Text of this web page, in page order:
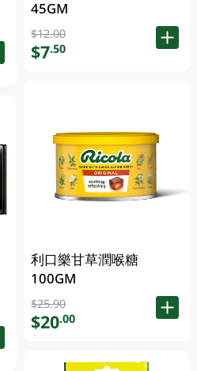
45GM
$12.00
$7.50
利口樂甘草潤喉糖
100GM
$25.90
$20.00